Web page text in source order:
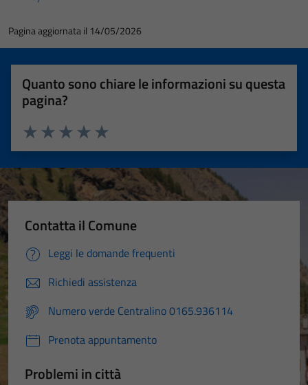
Pagina aggiornata il 14/05/2026
Quanto sono chiare le informazioni su questa
pagina?
Valuta 5 stelle su 5
Valuta 4 stelle su 5
Valuta 3 stelle su 5
Valuta 2 stelle su 5
Valuta 1 stelle su 5
Contatta il Comune
Leggi le domande frequenti
Richiedi assistenza
Numero verde Centralino 0165.936114
Prenota appuntamento
Problemi in città
Tecnici
essere